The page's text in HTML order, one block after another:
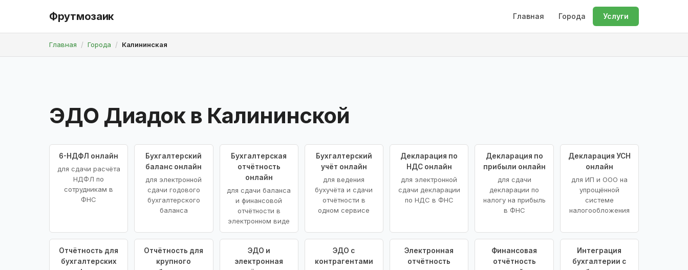
Фрутмозаик Главная Города Услуги
Главная Города Калининская
ЭДО Диадок в Калининской
6-НДФЛ онлайн
для сдачи расчёта
НДФЛ по
сотрудникам в
ФНС
Бухгалтерский
баланс онлайн
для электронной
сдачи годового
бухгалтерского
баланса
Бухгалтерская
отчётность
онлайн
для сдачи баланса
и финансовой
отчётности в
электронном виде
Бухгалтерский
учёт онлайн
для ведения
бухучёта и сдачи
отчётности в
одном сервисе
Декларация по
НДС онлайн
для электронной
сдачи декларации
по НДС в ФНС
Декларация по
прибыли онлайн
для сдачи
декларации по
налогу на прибыль
в ФНС
Декларация УСН
онлайн
для ИП и ООО на
упрощённой
системе
налогообложения
Отчётность для
бухгалтерских
Отчётность для
крупного
ЭДО и
электронная
ЭДО с
контрагентами
Электронная
отчётность
Финансовая
отчётность
Интеграция
бухгалтерии с